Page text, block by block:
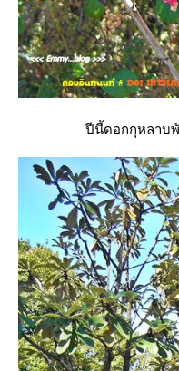
ปีนี้ดอกกุหลาบ